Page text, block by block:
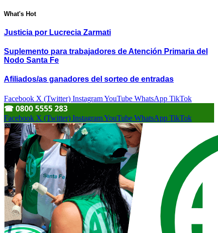
What's Hot
Justicia por Lucrecia Zarmati
Suplemento para trabajadores de Atención Primaria del
Nodo Santa Fe
Afiliados/as ganadores del sorteo de entradas
Facebook X (Twitter) InstagramYouTube WhatsApp TikTok
☎︎ 0800 5555 283
Facebook X (Twitter) InstagramYouTube WhatsApp TikTok